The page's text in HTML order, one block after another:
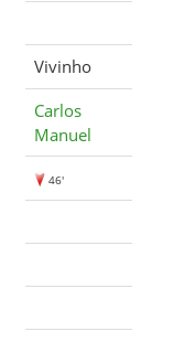
Vivinho
Carlos
Manuel
46'